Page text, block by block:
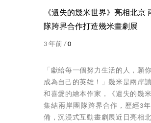
《遺失的幾米世界》亮相北京
隊跨界合作打造幾米畫劇展
3 年前 / 0
「獻給每一個努力生活的人，願
成為自己的英雄！」幾米是兩岸
和喜愛的繪本作家，《遺失的幾米
集結兩岸團隊跨界合作，歷經3
備，沉浸式互動畫劇展近日亮相